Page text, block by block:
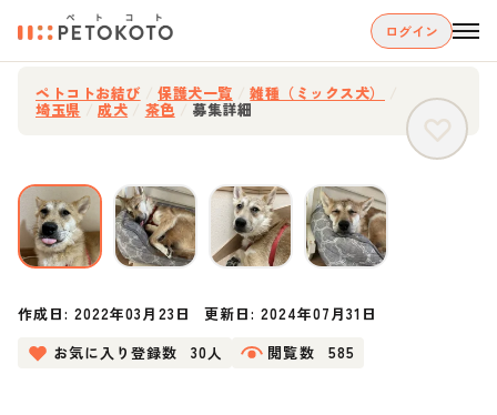
ログイン
ペトコトお結び 保護犬一覧 雑種（ミックス犬）
埼玉県 成犬 茶色 募集詳細
作成日:2022年03月23日 更新日: 2024年07月31日
お気に入り登録数
30人 閲覧数 585